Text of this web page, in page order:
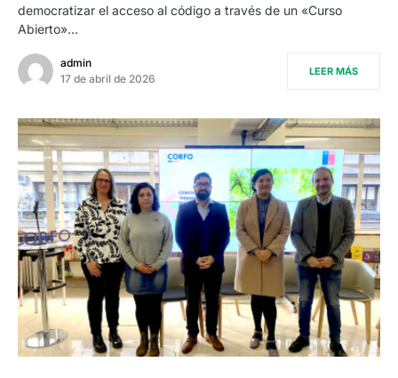
democratizar el acceso al código a través de un «Curso
Abierto»…
admin
17 de abril de 2026
LEER MÁS